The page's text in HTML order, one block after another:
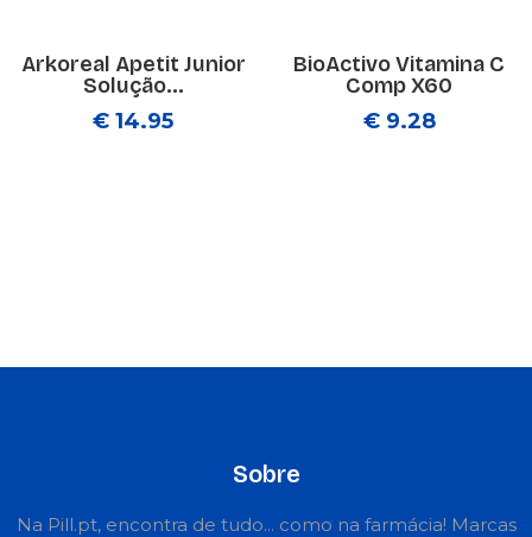
Arkoreal Apetit Junior
Solução...
€ 14.95
BioActivo Vitamina C
Comp X60
€ 9.28
Sobre
Na Pill.pt, encontra de tudo... como na farmácia! Marcas